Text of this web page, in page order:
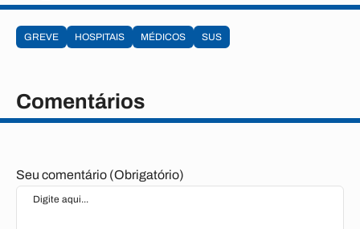
GREVE HOSPITAIS MÉDICOS SUS
Comentários
Seu comentário (Obrigatório)